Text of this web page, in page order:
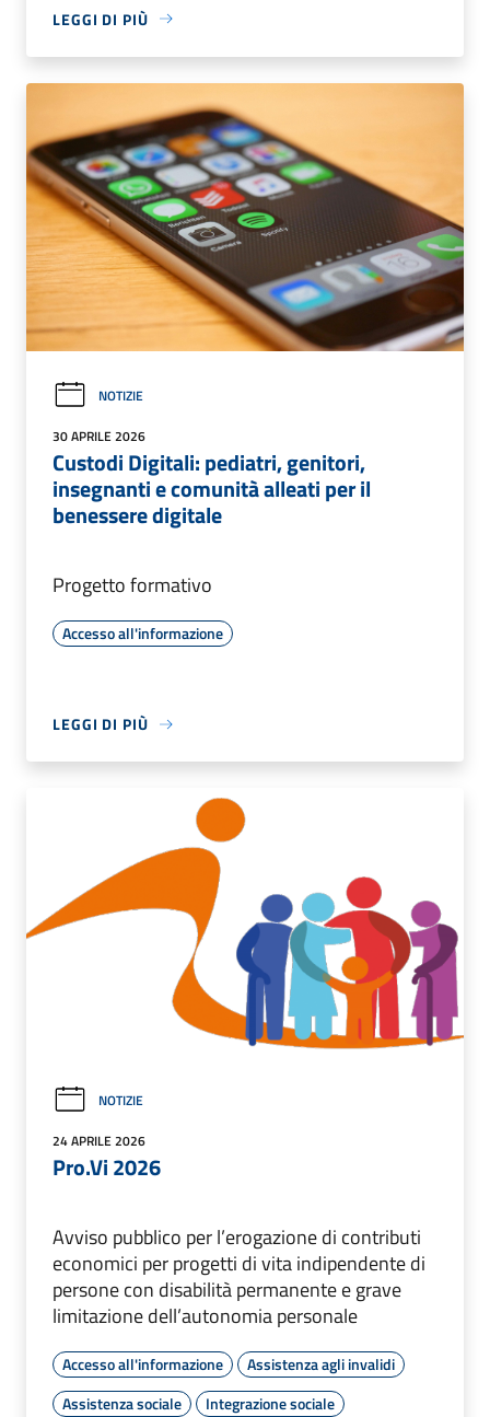
LEGGI DI PIÙ
NOTIZIE
30 APRILE 2026
Custodi Digitali: pediatri, genitori,
insegnanti e comunità alleati per il
benessere digitale
Progetto formativo
Accesso all'informazione
LEGGI DI PIÙ
NOTIZIE
24 APRILE 2026
Pro.Vi 2026
Avviso pubblico per l’erogazione di contributi
economici per progetti di vita indipendente di
persone con disabilità permanente e grave
limitazione dell’autonomia personale
Accesso all'informazione
Assistenza agli invalidi
Assistenza sociale
Integrazione sociale